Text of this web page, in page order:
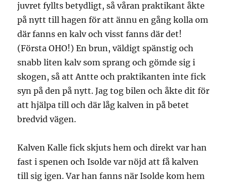
juvret fyllts betydligt, så våran praktikant åkte
på nytt till hagen för att ännu en gång kolla om
där fanns en kalv och visst fanns där det!
(Första OHO!) En brun, väldigt spänstig och
snabb liten kalv som sprang och gömde sig i
skogen, så att Antte och praktikanten inte fick
syn på den på nytt. Jag tog bilen och åkte dit för
att hjälpa till och där låg kalven in på betet
bredvid vägen.
Kalven Kalle fick skjuts hem och direkt var han
fast i spenen och Isolde var nöjd att få kalven
till sig igen. Var han fanns när Isolde kom hem